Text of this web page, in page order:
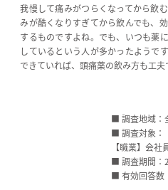
我慢して痛みがつらくなってから飲
みが酷くなりすぎてから飲んでも、
するものですよね。でも、いつも薬
しているという人が多かったようで
できていれば、頭痛薬の飲み方も工夫
■ 調査地域：
■ 調査対象：
【職業】会社
■ 調査期間：
■ 有効回答数